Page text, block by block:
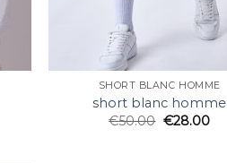
SHORT BLANC HOMME
short blanc homme
€50.00 €28.00